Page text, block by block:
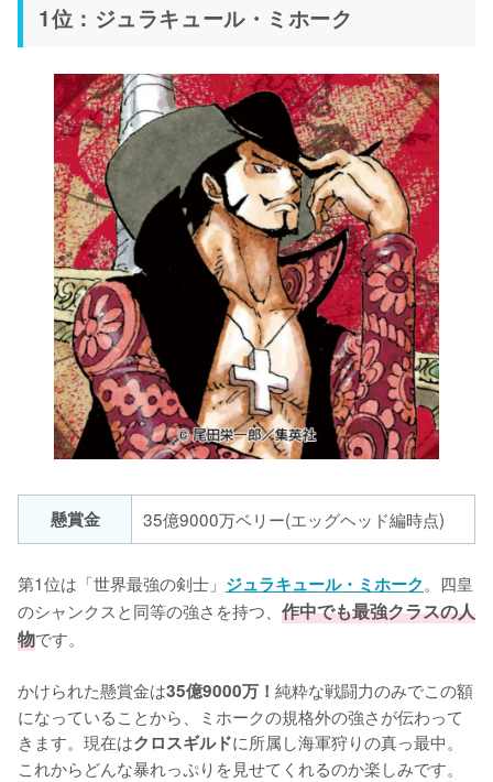
1位：ジュラキュール・ミホーク
懸賞金 35億9000万ベリー(エッグヘッド編時点)
第1位は「世界最強の剣士」 ジュラキュール・ミホーク。四皇
のシャンクスと同等の強さを持つ、 作中でも最強クラスの人
物です。
かけられた懸賞金は35億9000万！ 純粋な戦闘力のみでこの額
になっていることから、ミホークの規格外の強さが伝わって
きます。現在はクロスギルドに所属し海軍狩りの真っ最中。
これからどんな暴れっぷりを見せてくれるのか楽しみです。